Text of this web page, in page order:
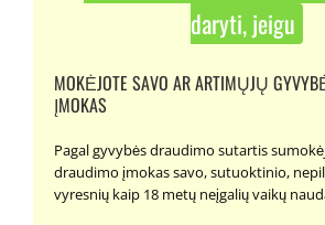
daryti, jeigu
MOKĖJOTE SAVO AR ARTIMŲJŲ
ĮMOKAS
Pagal gyvybės draudimo sutartis
draudimo įmokas savo, sutuoktinio,
vyresnių kaip 18 metų neįgalių vaikų